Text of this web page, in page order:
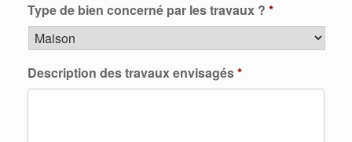
Type de bien concerné par les travaux ? *
Description des travaux envisagés*